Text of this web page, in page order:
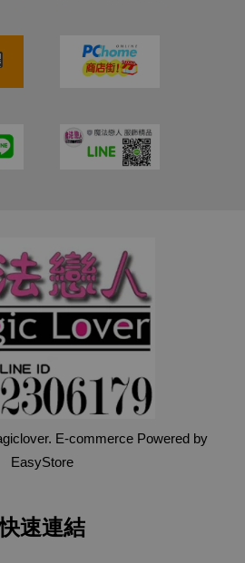
E-commerce Powered by
EasyStore
速連結